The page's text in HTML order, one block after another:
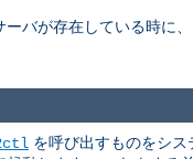
バが存在している時に、
を呼び出すものをシ